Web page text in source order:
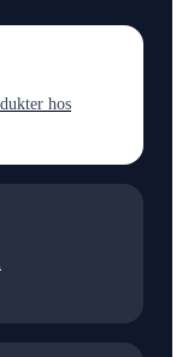
hos